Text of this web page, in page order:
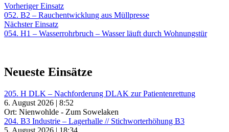
Beitragsnavigation
Vorheriger EinsatzVorheriger
Einsatz:
052. B2 – Rauchentwicklung aus Müllpresse
Nächster EinsatzNächster
Einsatz:
054. H1 – Wasserrohrbruch – Wasser läuft durch Wohnungstür
Neueste Einsätze
205. H DLK – Nachforderung DLAK zur Patientenrettung
6. August 2026 | 8:52
Ort: Nienwohlde - Zum Sowelaken
204. B3 Industrie – Lagerhalle // Stichworterhöhung B3